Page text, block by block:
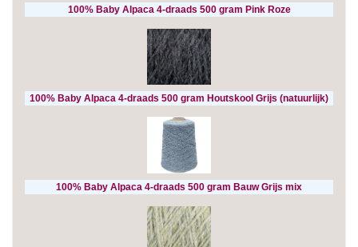
100% Baby Alpaca 4-draads 500 gram Pink Roze
100% Baby Alpaca 4-draads 500 gram Houtskool Grijs (natuurlijk)
100% Baby Alpaca 4-draads 500 gram Bauw Grijs mix